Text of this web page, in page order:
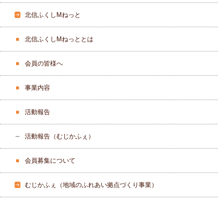
北信ふくしMねっと
北信ふくしMねっととは
会員の皆様へ
事業内容
活動報告
活動報告（むじかふぇ）
会員募集について
むじかふぇ（地域のふれあい拠点づくり事業）